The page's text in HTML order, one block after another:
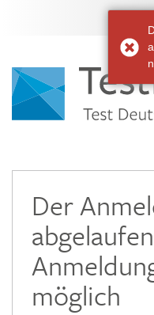
Der
möglich